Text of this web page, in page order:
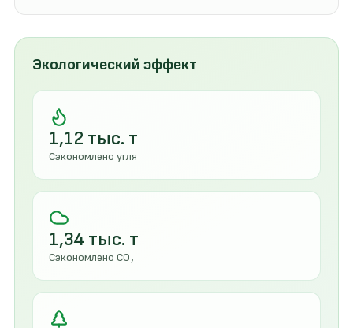
Экологический эффект
1,12 тыс. т
Сэкономлено угля
1,34 тыс. т
Сэкономлено CO₂